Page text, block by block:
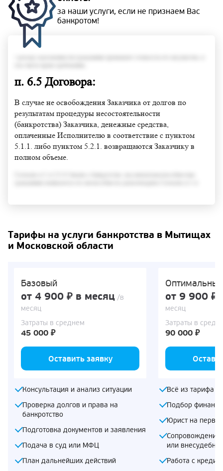
за наши услуги, если не признаем Вас
банкротом!
п. 6.5 Договора:
В случае не освобождения Заказчика от долгов по
результатам процедуры несостоятельности
(банкротства) Заказчика, денежные средства,
оплаченные Исполнителю в соответствие с пунктом
5.1.1. либо пунктом 5.2.1. возвращаются Заказчику в
полном объеме.
Тарифы на услуги банкротства в Мытищах
и Московской области
Базовый
от 4 900 ₽ в месяц /в
месяц
Затраты в среднем
45 000 ₽
Оставить заявку
Консультация и анализ ситуации
Проверка долгов и права на
банкротство
Подготовка документов и заявления
Подача в суд или МФЦ
План дальнейших действий
Оптимальный
от 9 900 ₽
месяц
Затраты в
90 000 ₽
Всё из тарифа
Подбор
Юрист на
Сопровождение
или
Работа с